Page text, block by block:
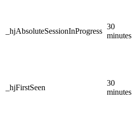
_hjAbsoluteSessionInProgress
30
minutes
_hjFirstSeen
30
minutes